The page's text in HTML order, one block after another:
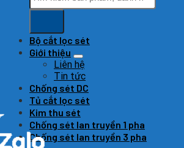
Bộ cắt lọc sét
Giới thiệu
Liên hệ
Tin tức
Chống sét DC
Tủ cắt lọc sét
Kim thu sét
Chống sét lan truyền 1 pha
Chống sét lan truyền 3 pha